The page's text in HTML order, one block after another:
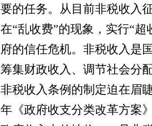
要的任务。从目前非税收入
在“乱收费”的现象，实行“
府的信任危机。非税收入是
筹集财政收入、调节社会分
非税收入条例的制定迫在眉
年《政府收支分类改革方案